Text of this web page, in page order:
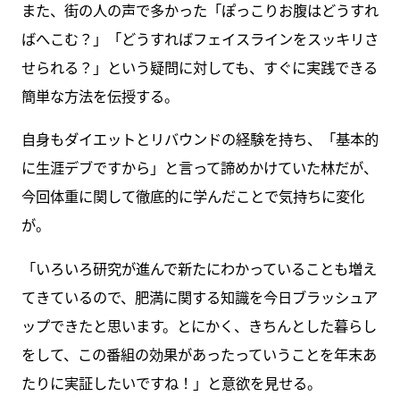
また、街の人の声で多かった「ぽっこりお腹はどうすれ
ばへこむ？」「どうすればフェイスラインをスッキリさ
せられる？」という疑問に対しても、すぐに実践できる
簡単な方法を伝授する。
自身もダイエットとリバウンドの経験を持ち、「基本的
に生涯デブですから」と言って諦めかけていた林だが、
今回体重に関して徹底的に学んだことで気持ちに変化
が。
「いろいろ研究が進んで新たにわかっていることも増え
てきているので、肥満に関する知識を今日ブラッシュア
ップできたと思います。とにかく、きちんとした暮らし
をして、この番組の効果があったっていうことを年末あ
たりに実証したいですね！」と意欲を見せる。